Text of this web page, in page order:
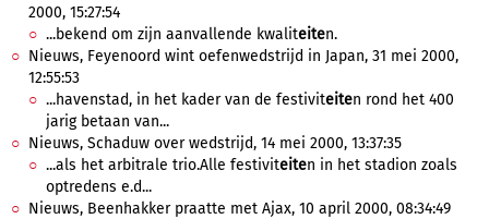
2000, 15:27:54
...bekend om zijn aanvallende kwaliteiten.
Nieuws, Feyenoord wint oefenwedstrijd in Japan, 31 mei 2000,
12:55:53
...havenstad, in het kader van de festiviteiten rond het 400
jarig betaan van...
Nieuws, Schaduw over wedstrijd, 14 mei 2000, 13:37:35
...als het arbitrale trio.Alle festiviteiten in het stadion zoals
optredens e.d...
Nieuws, Beenhakker praatte met Ajax, 10 april 2000, 08:34:49